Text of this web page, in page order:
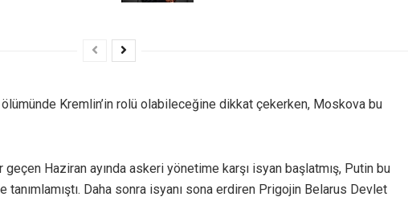
ölümünde Kremlin’in rolü olabileceğine dikkat çekerken, Moskova bu
geçen Haziran ayında askeri yönetime karşı isyan başlatmış, Putin bu
tanımlamıştı. Daha sonra isyanı sona erdiren Prigojin Belarus Devlet